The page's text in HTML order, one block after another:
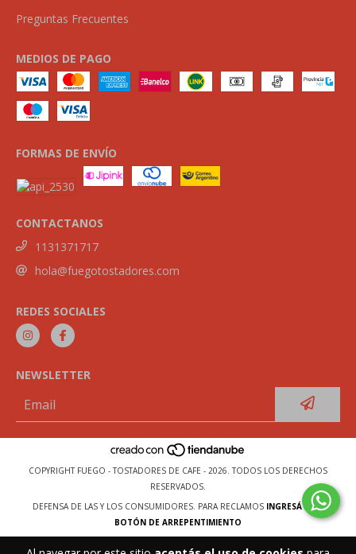
Preguntas Frecuentes
MEDIOS DE PAGO
FORMAS DE ENVÍO
CONTACTANOS
1131371717
hola@fuegotostadores.com
REDES SOCIALES
NEWSLETTER
COPYRIGHT FUEGO - TOSTADORES DE CAFE - 2026. TODOS LOS DERECHOS
RESERVADOS.
DEFENSA DE LAS Y LOS CONSUMIDORES. PARA RECLAMOS INGRESÁ ACÁ.
BOTÓN DE ARREPENTIMIENTO